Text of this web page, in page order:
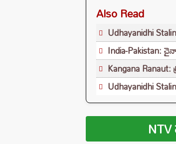
Also Read
Udhayanidhi
India-Pakistan:
Kangana
Udhayanidhi